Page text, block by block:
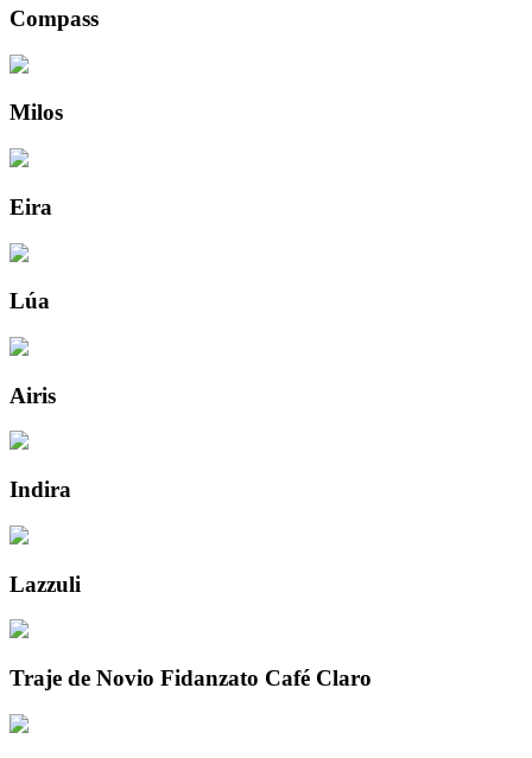
Compass
Milos
Eira
Lúa
Airis
Indira
Lazzuli
Traje de Novio Fidanzato Café Claro